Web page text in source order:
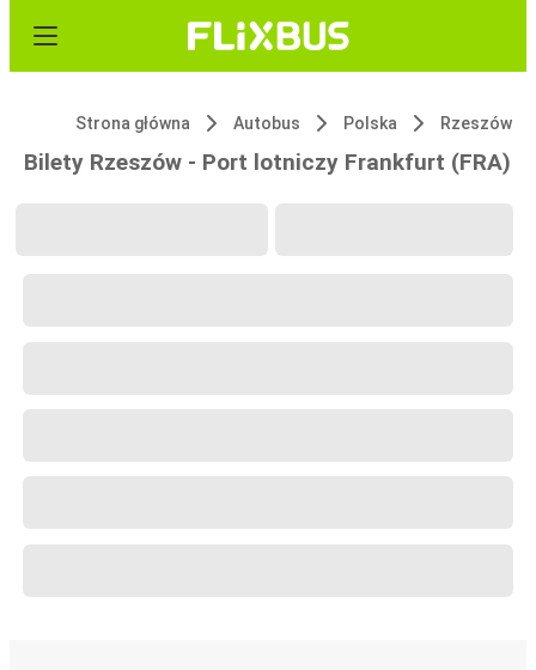
Strona główna Autobus Polska Rzeszów
Bilety Rzeszów - Port lotniczy Frankfurt (FRA)